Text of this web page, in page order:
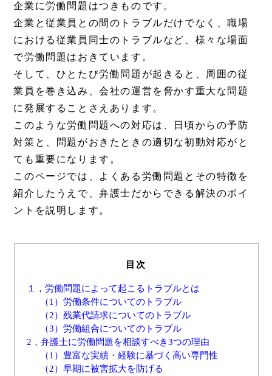
企業に労働問題はつきものです。
企業と従業員との間のトラブルだけでなく、職場
における従業員同士のトラブルなど、様々な場面
で労働問題はおきています。
そして、ひとたび労働問題が起きると、周囲の従
業員を巻き込み、会社の運営を脅かす重大な問題
に発展することさえあります。
このような労働問題への対応は、日頃からの予防
対策と、問題がおきたときの適切な初動対応がと
ても重要になります。
このページでは、よくある労働問題とその特徴を
紹介したうえで、弁護士だからできる解決のポイ
ントを説明します。
目次
１，労働問題によって起こるトラブルとは
（1）労働条件についてのトラブル
（2）残業代請求についてのトラブル
（3）労働組合についてのトラブル
2，弁護士に労働問題を相談すべき3つの理由
（1）豊富な実績・経験に基づく高い専門性
（2）早期に被害拡大を防げる